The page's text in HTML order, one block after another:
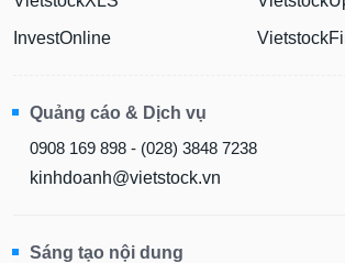
InvestOnline
Quảng cáo & Dịch vụ
0908 169 898 - (028) 3848 7238
kinhdoanh@vietstock.vn
Sáng tạo nội dung